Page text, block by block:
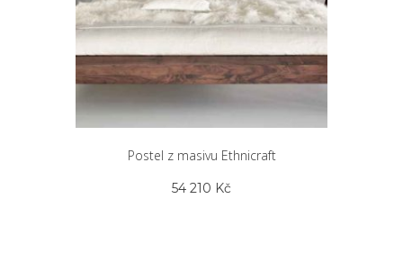
Postel z masivu Ethnicraft
54 210 Kč